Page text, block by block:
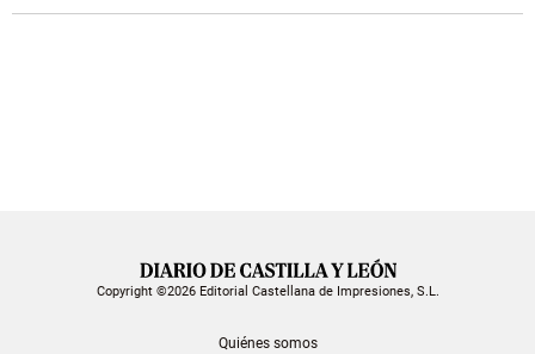
Copyright ©2026 Editorial Castellana de Impresiones, S.L.
Quiénes somos